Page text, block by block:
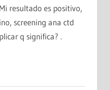
resultado es positivo,
screening ana ctd
q significa? .